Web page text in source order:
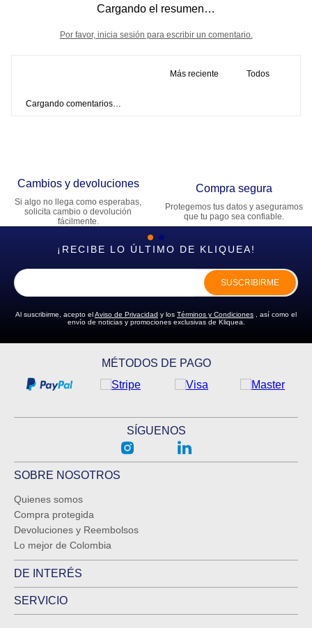
Cargando el resumen…
Por favor, inicia sesión para escribir un comentario.
Más reciente Todos
Cargando comentarios…
Cambios y devoluciones
Si algo no llega como esperabas,
solicita cambio o devolución
fácilmente.
Compra segura
Protegemos tus datos y aseguramos
que tu pago sea confiable.
¡RECIBE LO ÚLTIMO DE KLIQUEA!
SUSCRIBIRME
Al suscribirme, acepto elAviso de Privacidad y los Términos y Condiciones , así como el
envío de noticias y promociones exclusivas de Kliquea.
MÉTODOS DE PAGO
SÍGUENOS
SOBRE NOSOTROS
Quienes somos
Compra protegida
Devoluciones y Reembolsos
Lo mejor de Colombia
DE INTERÉS
SERVICIO